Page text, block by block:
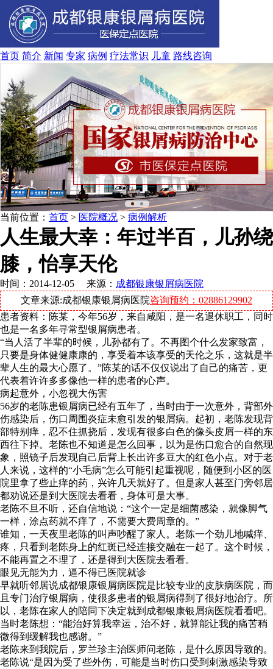
首页 简介 新闻 专家 病例 疗法常识 儿童 路线咨询
当前位置： 首页 > 医院概况 > 病例解析
人生最大幸：年过半百，儿孙绕
膝，怡享天伦
时间：2014-12-05 来源： 成都银康银屑病医院
文章来源:成都银康银屑病医院咨询预约：02886129902
患者资料：陈某，今年56岁，来自咸阳，是一名退休职工，同时
也是一名多年寻常型银屑病患者。
“当人活了半辈的时候，儿孙都有了。不再图个什么发家致富，
只要是身体健健康康的，享受着本该享受的天伦之乐，这就是半
辈人生的最大心愿了。”陈某的话不仅仅说出了自己的痛苦，更
代表着许许多多像他一样的患者的心声。
病起意外，小忽视大伤害
56岁的老陈患银屑病已经有五年了，当时由于一次意外，背部外
伤感染后，伤口周围炎症未愈引发的银屑病。起初，老陈发现背
部特别痒，忍不住抓挠后，发现有很多白色的像头皮屑一样的东
西往下掉。老陈也不知道是怎么回事，以为是伤口愈合的自然现
象，照镜子后发现自己后背上长出许多豆大的红色小点。对于老
人来说，这样的“小毛病”怎么可能引起重视呢，随便到小区的医
院里拿了些止痒的药，兴许几天就好了。但是家人甚至门旁邻居
都劝说还是到大医院去看看，身体可是大事。
老陈不旦不听，还自信地说：“这个一定是细菌感染，就像脚气
一样，涂点药就不痒了，不需要大费周章的。”
谁知，一天夜里老陈的叫声吵醒了家人。老陈一个劲儿地喊痒、
疼，只看到老陈身上的红斑已经连接交融在一起了。这个时候，
不能再置之不理了，还是得到大医院去看看。
眼见无能为力，逼不得已医院就诊
早就听邻居说成都银康银屑病医院是比较专业的皮肤病医院，而
且专门治疗银屑病，使很多患者的银屑病得到了很好地治疗。所
以，老陈在家人的陪同下决定就到成都银康银屑病医院看看吧。
当时老陈想：“能治好算我幸运，治不好，就算能让我的痛苦稍
微得到缓解我也感谢。”
老陈来到我院后，罗兰珍主治医师问老陈，是什么原因导致的。
老陈说“是因为受了些外伤，可能是当时伤口受到刺激感染导致